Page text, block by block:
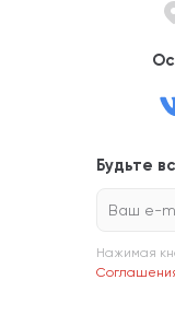
Будьте
Ваш e-
Нажимая